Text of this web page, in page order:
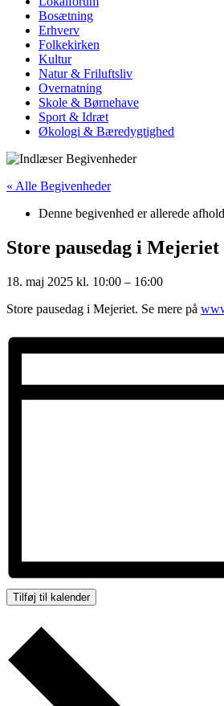
Bosætning
Erhverv
Folkekirken
Kultur
Natur & Friluftsliv
Overnatning
Skole & Børnehave
Sport & Idræt
Økologi & Bæredygtighed
« Alle Begivenheder
Denne begivenhed er allerede
Store pausedag i Mejeriet
18. maj 2025 kl. 10:00 – 16:00
Store pausedag i Mejeriet. Se mere på
Tilføj til kalender